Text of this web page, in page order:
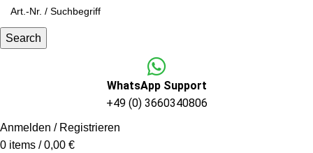
Search
WhatsApp Support
+49 (0) 3660340806
Anmelden / Registrieren
0 items / 0,00 €